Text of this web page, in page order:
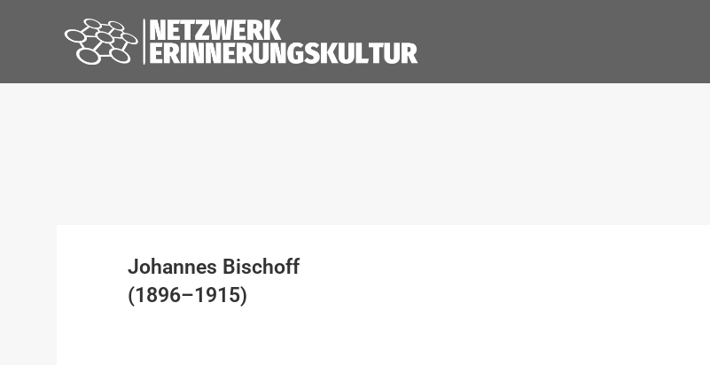
Johannes Bischoff
(1896–1915)